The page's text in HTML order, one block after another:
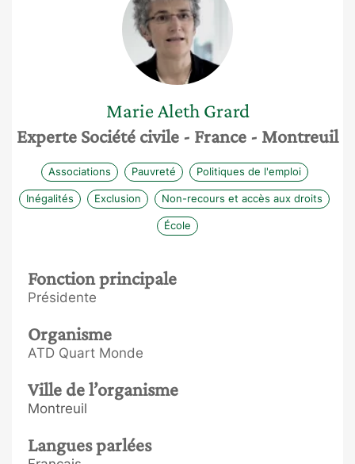
Marie Aleth Grard
Experte Société civile - France - Montreuil
Associations Pauvreté Politiques de l'emploi
Inégalités Exclusion Non-recours et accès aux droits
École
Fonction principale
Présidente
Organisme
ATD Quart Monde
Ville de l’organisme
Montreuil
Langues parlées